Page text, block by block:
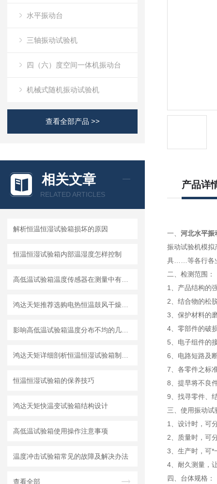
水平振动台
三轴振动试验机
四（六）度空间一体机振动台
机械式随机振动试验机
查看全部产品 >>
相关文章
RELATED ARTICLES
解析恒温恒湿试验箱损坏的原因
恒温恒湿试验箱内部温湿度怎样控制
恒温恒湿试验箱的保养技巧
鸿达天矩快温变试验箱结构设计
高低温试验箱使用操作注意事项
温度冲击试验箱常见的故障及解决办法
查看全部
产品详
一、 河北水平振
振动试验机模拟
具……等各行各
二、 检测范围：
1、产品结构的
2、结合物的松
3、保护材料的
4、零部件的破
5、电子组件的
6、电路短路及
7、各零件之标
8、提早将不良
9、找寻零件、
三、使用振动试
1、设计时，可
2、质量时，可
3、生产时，可*
4、耐久测量，
四、 台体规格：